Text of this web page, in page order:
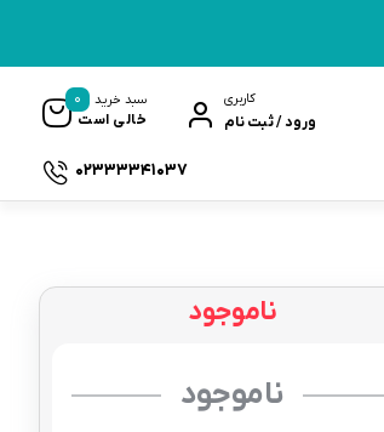
کاربری
ورود / ثبت نام
سبد خرید
خالی است
0
02333341037
ناموجود
ناموجود